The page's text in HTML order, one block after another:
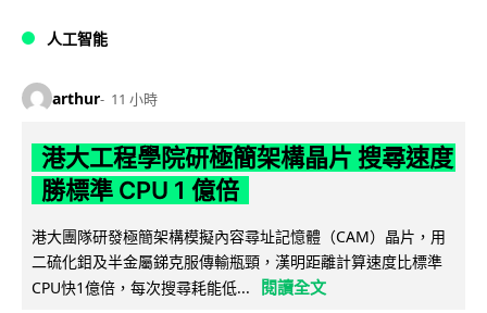
人工智能
arthur 11 小時
港大工程學院研極簡架構晶片 搜尋速度
勝標準 CPU 1 億倍
港大團隊研發極簡架構模擬內容尋址記憶體（CAM）晶片，用
二硫化鉬及半金屬銻克服傳輸瓶頸，漢明距離計算速度比標準
CPU快1億倍，每次搜尋耗能低...
閱讀全文